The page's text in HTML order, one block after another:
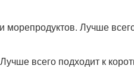
Лучше
всего подходит к